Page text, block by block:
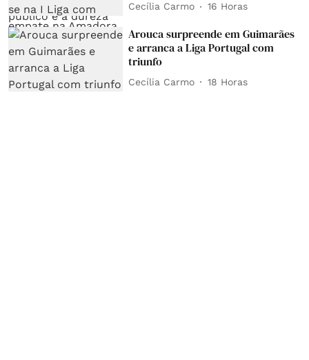
Cecília Carmo 16 Horas
Arouca surpreende em Guimarães
e arranca a Liga Portugal com
triunfo
Cecília Carmo 18 Horas